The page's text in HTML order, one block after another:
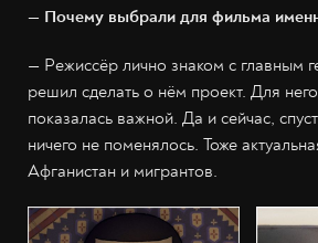
— Почему выбрали для фильма
— Режиссёр лично знаком с главным
решил сделать о нём проект. Для
показалась важной. Да и сейчас,
ничего не поменялось. Тоже
Афганистан и мигрантов.